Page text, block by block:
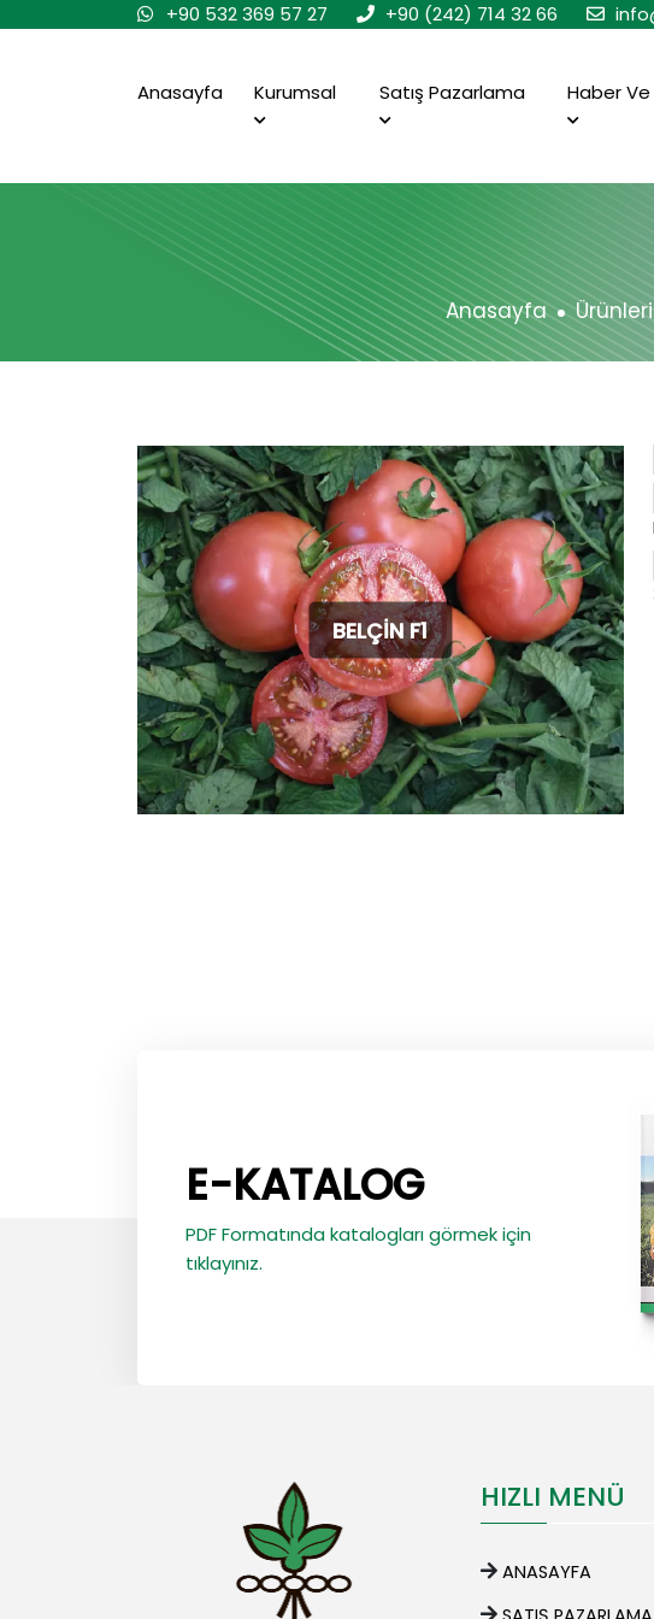
+90 532 369 57 27 +90 (242) 714 32 66
Anasayfa Kurumsal Satış Pazarlama Haber
Anasayfa
BELÇİN F1
E-KATALOG
PDF Formatında katalogları görmek için
tıklayınız.
HIZLI MENÜ
ANASAYFA